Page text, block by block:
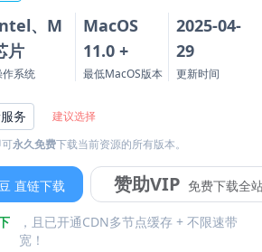
、M
片
作系统
MacOS
11.0 +
最低MacOS版本
2025-04-
29
更新时间
务
建议选择
永久免费下载当前资源的所有版本。
直链下载 赞助VIP 免费下载全
，且已开通CDN多节点缓存 + 不限速带
宽！